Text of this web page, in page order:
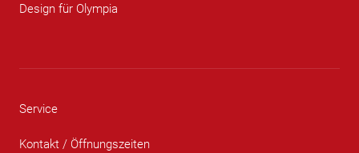
Design für Olympia
Service
Kontakt / Öffnungszeiten